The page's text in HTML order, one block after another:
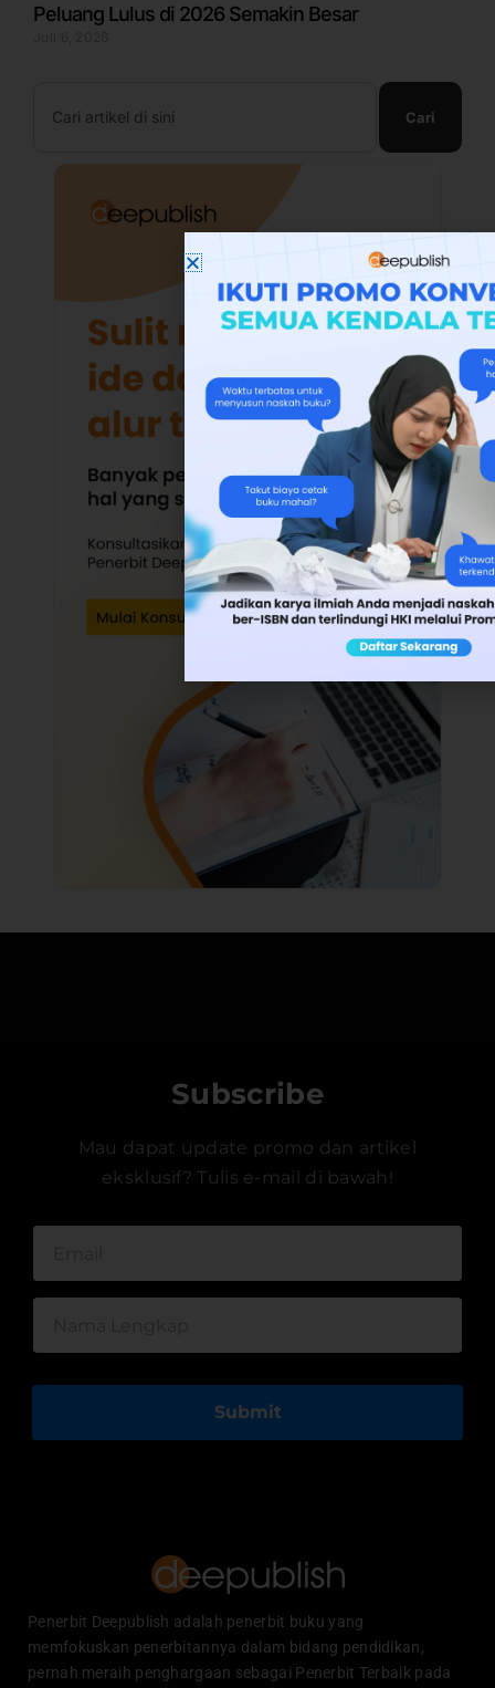
Peluang Lulus di 2026 Semakin Besar
Cari
Subscribe
Mau dapat update promo dan artikel
eksklusif? Tulis e-mail di bawah!
Submit
Penerbit Deepublish adalah penerbit buku yang
memfokuskan penerbitannya dalam bidang pendidikan,
pernah meraih penghargaan sebagai Penerbit Terbaik pada